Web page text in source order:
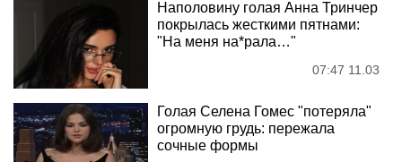
Наполовину голая Анна Тринчер
покрылась жесткими пятнами:
"На меня на*рала…"
07:47 11.03
Голая Селена Гомес "потеряла"
огромную грудь: пережала
сочные формы